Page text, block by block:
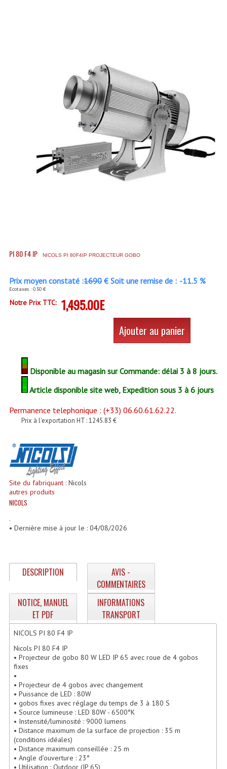
Accessoires Pieds Cellules Diamants
Accessoires Enceintes
Accessoires Micro, Pieds De Régie
Cellule (s)
Diamants
Pieds D'enceintes
Casques Stéréo
Compresseurs , Limiteurs , Noise Gate
Egaliseur Egaliseurs
Enceintes Et Caissons Basses
Packs Sono
Retours De Scène
Caisson De Basse Amplifié
Enceinte Nomade Bluetooth
Enceintes Autonomes Portables Amplifiées
Enceintes Monitoring
Haut-Parleurs Moteurs Tweeters Filtres
Filtres Passifs
Moteurs Pavillons Pour Enceinte
Tweeters Pour Enceintes
Lecteurs Audio & Sources
Platines Disque Vinyles
PI 80 F4 IP NICOLS PI 80F4IP PROJECTEUR GOBO
Prix moyen constaté :1690€ Soit une remise de : -11.5 %
Ecotaxes : 0.50 €
Notre Prix TTC: 1,495.00E
Ajouter au panier
Disponible au magasin sur Commande: délai 3 à 8 jours.
Article disponible site web, Expedition sous 3 à 6 jours
Permanence telephonique : (+33) 06.60.61.62.22.
Prix à l'exportation HT : 1245.83 €
Site du fabriquant :Nicols
autres produits
NICOLS
.
• Dernière mise à jour le : 04/08/2026
DESCRIPTION
AVIS -
COMMENTAIRES
NOTICE, MANUEL
ET PDF
INFORMATIONS
TRANSPORT
NICOLS PI 80 F4 IP
Nicols PI 80 F4 IP
• Projecteur de gobo 80 W LED IP 65 avec roue de 4 gobos
fixes
•
• Projecteur de 4 gobos avec changement
• Puissance de LED : 80W
• gobos fixes avec réglage du temps de 3 à 180 S
• Source lumineuse : LED 80W - 6500°K
• Instensité/luminosité : 9000 lumens
• Distance maximum de la surface de projection : 35 m
(conditions idéales)
• Distance maximum conseillée : 25 m
• Angle d'ouverture : 23°
• Utilisation : Outdoor (IP 65)